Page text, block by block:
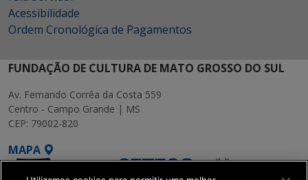
Acessibilidade
Ordem Cronológica de Pagamentos
FUNDAÇÃO DE CULTURA DE MATO GROSSO DO SUL
Av. Fernando Corrêa da Costa 559
Centro - Campo Grande | MS
CEP: 79002-820
MAPA